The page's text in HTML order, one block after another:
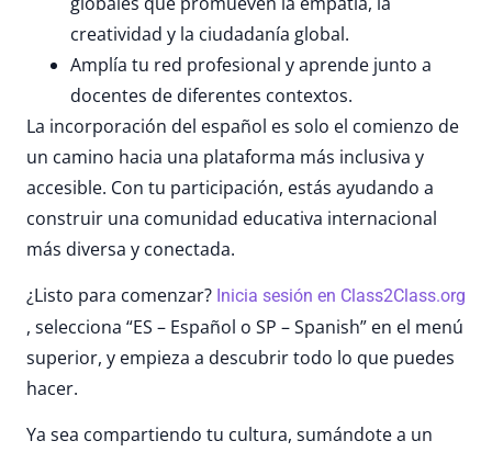
creatividad y la ciudadanía global.
Amplía tu red profesional y aprende junto a
docentes de diferentes contextos.
La incorporación del español es solo el comienzo de
un camino hacia una plataforma más inclusiva y
accesible. Con tu participación, estás ayudando a
construir una comunidad educativa internacional
más diversa y conectada.
¿Listo para comenzar? Inicia sesión en Class2Class.org
, selecciona “ES – Español o SP – Spanish” en el menú
superior, y empieza a descubrir todo lo que puedes
hacer.
Ya sea compartiendo tu cultura, sumándote a un